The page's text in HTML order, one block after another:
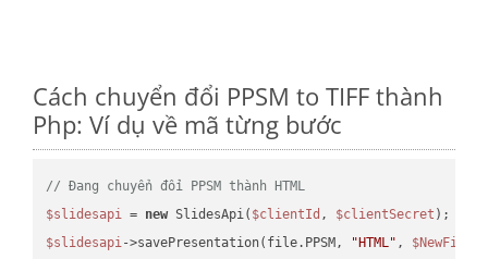
Cách chuyển đổi PPSM to TIFF thành
Php: Ví dụ về mã từng bước
// Đang chuyển đổi PPSM thành HTML
$slidesapi = new SlidesApi( $clientId , $clientSecret
$slidesapi->savePresentation(file.PPSM, "HTML" , $NewFile